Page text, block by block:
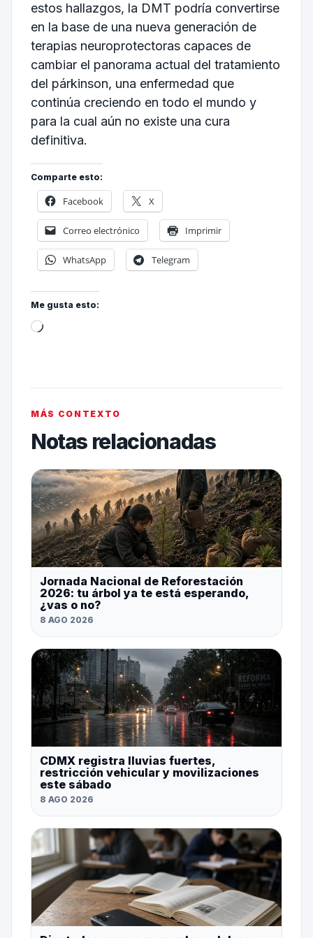
estos hallazgos, la DMT podría convertirse
en la base de una nueva generación de
terapias neuroprotectoras capaces de
cambiar el panorama actual del tratamiento
del párkinson, una enfermedad que
continúa creciendo en todo el mundo y
para la cual aún no existe una cura
definitiva.
Comparte esto:
Facebook X
Correo electrónico Imprimir
WhatsApp Telegram
Me gusta esto:
MÁS CONTEXTO
Notas relacionadas
Jornada Nacional de Reforestación
2026: tu árbol ya te está esperando,
¿vas o no?
8 AGO 2026
CDMX registra lluvias fuertes,
restricción vehicular y movilizaciones
este sábado
8 AGO 2026